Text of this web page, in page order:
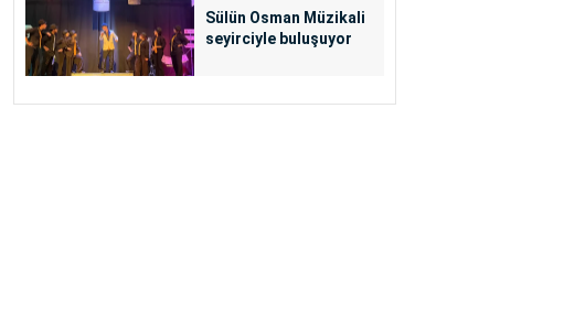
Sülün Osman Müzikali
seyirciyle buluşuyor